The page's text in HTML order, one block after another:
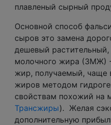
плавленый сырный
Основной способ
сыров это замена
дешевый
молочного жира (ЗМЖ)
жир, получаемый, чаще
жиров методом
свойствам похожий на
Трансжиры). Желая
дополнительную